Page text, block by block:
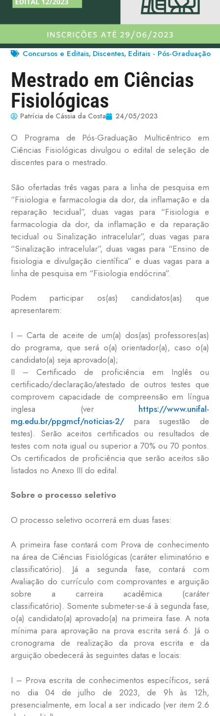
Concursos e Editais, Discentes, Editais - Pós-Graduação
Mestrado em Ciências
Fisiológicas
Patrícia de Cássia da Costa 24/05/2023
O Programa de Pós-Graduação Multicêntrico em
Ciências Fisiológicas divulgou o edital de seleção de
discentes para o mestrado.
São ofertadas três vagas para a linha de pesquisa em
“Fisiologia e farmacologia da dor, da inflamação e da
reparação tecidual”, duas vagas para “Fisiologia e
farmacologia da dor, da inflamação e da reparação
tecidual ou Sinalização intracelular”, duas vagas para
“Sinalização intracelular”, duas vagas para “Ensino de
fisiologia e divulgação científica” e duas vagas para a
linha de pesquisa em “Fisiologia endócrina”.
Podem participar os(as) candidatos(as) que
apresentarem:
I – Carta de aceite de um(a) dos(as) professores(as)
do programa, que será o(a) orientador(a), caso o(a)
candidato(a) seja aprovado(a);
II – Certificado de proficiência em Inglês ou
certificado/declaração/atestado de outros testes que
comprovem capacidade de compreensão em língua
inglesa (ver https://www.unifal-
mg.edu.br/ppgmcf/noticias-2/ para sugestão de
testes). Serão aceitos certificados ou resultados de
testes com nota igual ou superior a 70% ou 70 pontos.
Os certificados de proficiência que serão aceitos são
listados no Anexo III do edital.
Sobre o processo seletivo
O processo seletivo ocorrerá em duas fases:
A primeira fase contará com Prova de conhecimento
na área de Ciências Fisiológicas (caráter eliminatório e
classificatório). Já a segunda fase, contará com
Avaliação do currículo com comprovantes e arguição
sobre a carreira acadêmica (caráter
classificatório). Somente submeter-se-á à segunda fase,
o(a) candidato(a) aprovado(a) na primeira fase. A nota
mínima para aprovação na prova escrita será 6. Já o
cronograma de realização da prova escrita e da
arguição obedecerá às seguintes datas e locais:
I – Prova escrita de conhecimentos específicos, será
no dia 04 de julho de 2023, de 9h às 12h,
presencialmente, em local a ser indicado (ver item 2.6